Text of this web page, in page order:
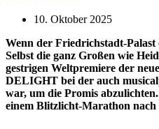
10. Oktober 2025
Wenn der Friedrichstadt-Palast
Selbst die ganz Großen wie
gestrigen Weltpremiere der
DELIGHT bei der auch
war, um die Promis
einem Blitzlicht-Marathon